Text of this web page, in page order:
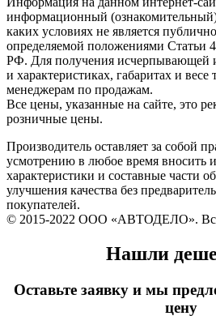
информационный
каких условиях не является
определяемой положениями Статьи
РФ. Для получения исчерпывающей
и характеристиках, габаритах и весе
менеджерам по продажам.
Все цены, указанные на сайте, это
розничные цены.
Производитель оставляет за собой
усмотрению в любое время вносить
характеристики и составные части
улучшения качества без
покупателей.
© 2015-2022 ООО «АВТОДЕЛО».
Нашли
Оставьте заявку и мы
цену